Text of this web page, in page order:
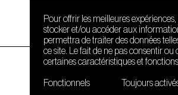
Pour offrir les meilleures
stocker et/ou accéder aux
permettra de traiter des données
ce site. Le fait de ne pas consentir
certaines caractéristiques et
Fonctionnels
Toujours